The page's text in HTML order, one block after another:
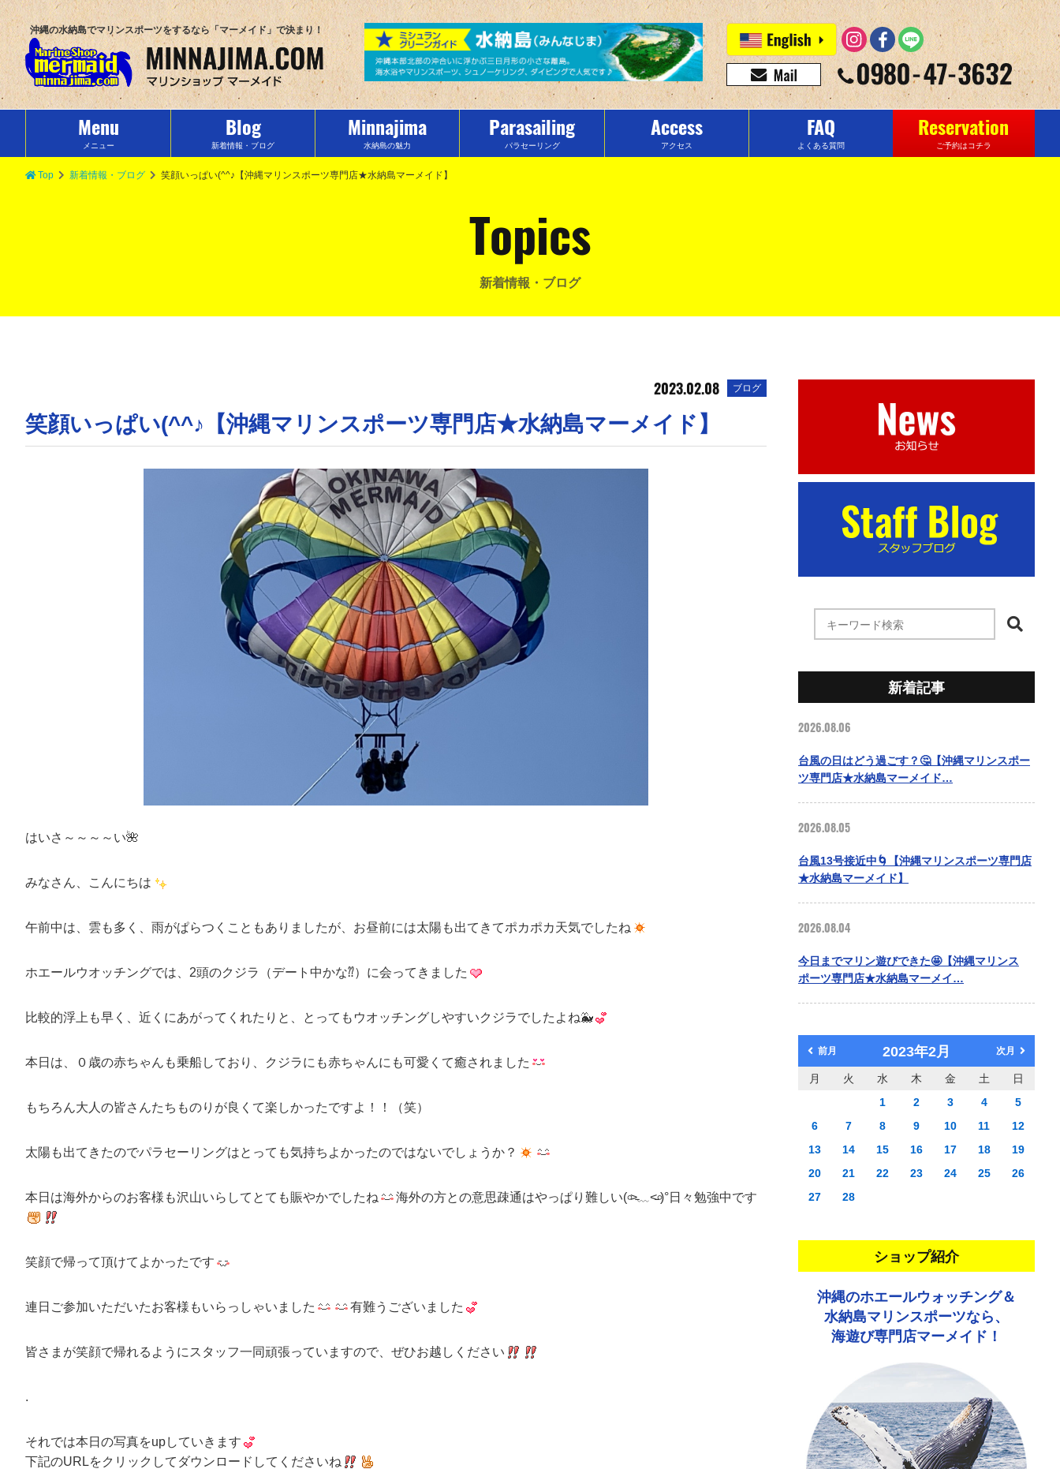
沖縄の水納島でマリンスポーツをするなら「マーメイド」で決まり！
Menu
メニュー
Blog
新着情報・ブログ
Minnajima
水納島の魅力
Parasailing
パラセーリング
Access
アクセス
FAQ
よくある質問
Reservation
ご予約はコチラ
Top 新着情報・ブログ 笑顔いっぱい(^^♪【沖縄マリンスポーツ専門店★水納島マーメイド】
Topics
新着情報・ブログ
2023.02.08 ブログ
笑顔いっぱい(^^♪【沖縄マリンスポーツ専門店★水納島マーメイド】
はいさ～～～～い🌺
みなさん、こんにちは
午前中は、雲も多く、雨がぱらつくこともありましたが、お昼前には太陽も出てきてポカポカ天気でしたね
ホエールウオッチングでは、2頭のクジラ（デート中かな⁇）に会ってきました
比較的浮上も早く、近くにあがってくれたりと、とってもウオッチングしやすいクジラでしたよね🐳
本日は、０歳の赤ちゃんも乗船しており、クジラにも赤ちゃんにも可愛くて癒されました
もちろん大人の皆さんたちものりが良くて楽しかったですよ！！（笑）
太陽も出てきたのでパラセーリングはとっても気持ちよかったのではないでしょうか？
本日は海外からのお客様も沢山いらしてとても賑やかでしたね 海外の方との意思疎通はやっぱり難しい(৹˃̵﹏˂̵৹)°日々勉強中です
笑顔で帰って頂けてよかったです
連日ご参加いただいたお客様もいらっしゃいました 有難うございました
皆さまが笑顔で帰れるようにスタッフ一同頑張っていますので、ぜひお越しください
.
それでは本日の写真をupしていきます
下記のURLをクリックしてダウンロードしてくださいね
新着記事
2026.08.06
台風の日はどう過ごす？🤔【沖縄マリンスポー
ツ専門店★水納島マーメイド…
2026.08.05
台風13号接近中🌀【沖縄マリンスポーツ専門店
★水納島マーメイド】
2026.08.04
今日までマリン遊びできた🤩【沖縄マリンス
ポーツ専門店★水納島マーメイ…
前月 2023年2月 次月
月 火 水 木 金 土
日
1
2 3 4
5
6
7 8 9 10 11
12
13
14 15 16 17 18
19
20
21 22 23 24 25
26
27
28
ショップ紹介
沖縄のホエールウォッチング＆
水納島マリンスポーツなら、
海遊び専門店マーメイド！